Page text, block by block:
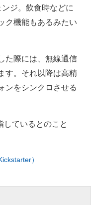
ジ。飲食時などに
ク機能もあるみたい
た際には、無線通信
す。それ以降は高精
ンをシンクロさせる
ているとのこと
）